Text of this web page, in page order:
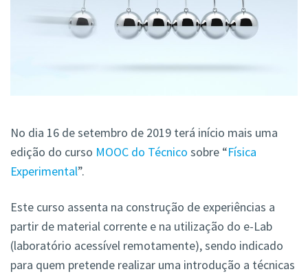
No dia 16 de setembro de 2019 terá início mais uma
edição do curso MOOC do Técnico sobre “Física
Experimental”.
Este curso assenta na construção de experiências a
partir de material corrente e na utilização do e-Lab
(laboratório acessível remotamente), sendo indicado
para quem pretende realizar uma introdução a técnicas